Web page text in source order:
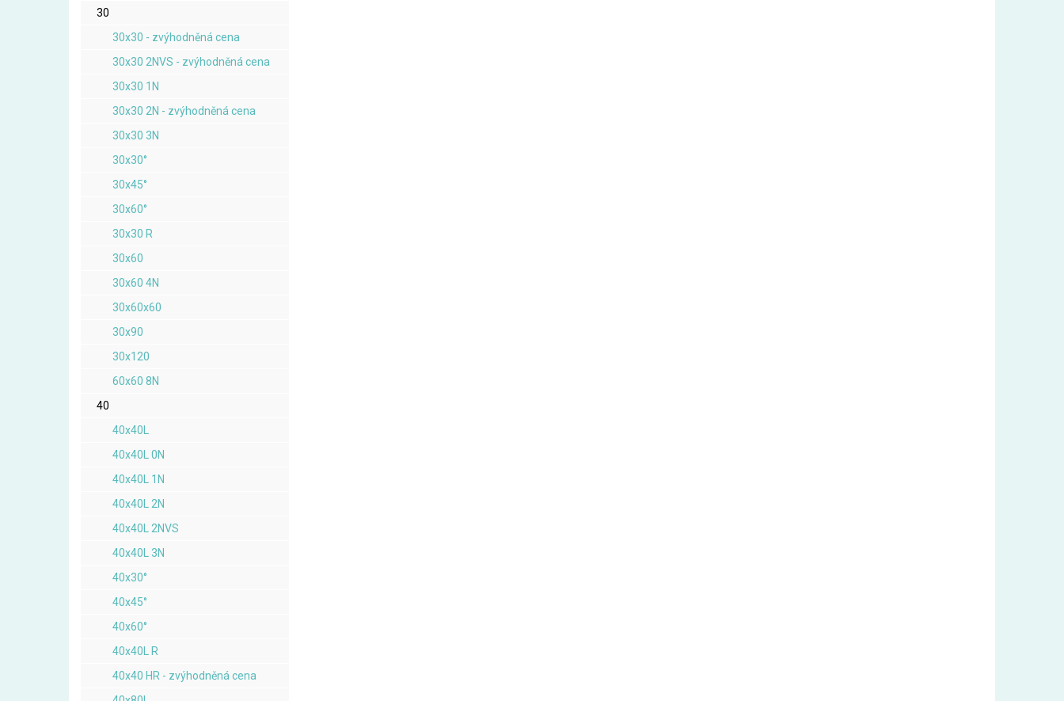
30
30x30 - zvýhodněná cena
30x30 2NVS - zvýhodněná cena
30x30 1N
30x30 2N - zvýhodněná cena
30x30 3N
30x30°
30x45°
30x60°
30x30 R
30x60
30x60 4N
30x60x60
30x90
30x120
60x60 8N
40
40x40L
40x40L 0N
40x40L 1N
40x40L 2N
40x40L 2NVS
40x40L 3N
40x30°
40x45°
40x60°
40x40L R
40x40 HR - zvýhodněná cena